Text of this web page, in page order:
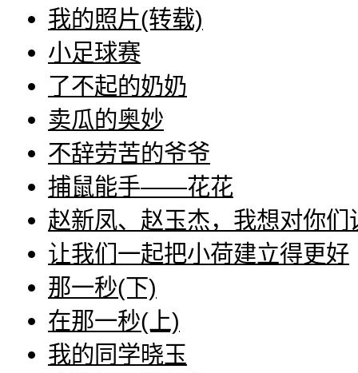
我的照片(转载)
小足球赛
了不起的奶奶
卖瓜的奥妙
不辞劳苦的爷爷
捕鼠能手――花花
赵新凤、赵玉杰，我想对你们
让我们一起把小荷建立得更好
那一秒(下)
在那一秒(上)
我的同学晓玉